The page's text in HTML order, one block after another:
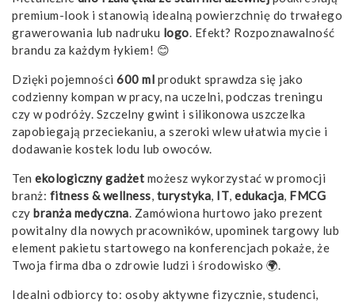
premium-look i stanowią idealną powierzchnię do trwałego
grawerowania lub nadruku logo. Efekt? Rozpoznawalność
brandu za każdym łykiem! 😊
Dzięki pojemności 600 ml produkt sprawdza się jako
codzienny kompan w pracy, na uczelni, podczas treningu
czy w podróży. Szczelny gwint i silikonowa uszczelka
zapobiegają przeciekaniu, a szeroki wlew ułatwia mycie i
dodawanie kostek lodu lub owoców.
Ten ekologiczny gadżet możesz wykorzystać w promocji
branż: fitness & wellness, turystyka, IT, edukacja, FMCG
czy branża medyczna. Zamówiona hurtowo jako prezent
powitalny dla nowych pracowników, upominek targowy lub
element pakietu startowego na konferencjach pokaże, że
Twoja firma dba o zdrowie ludzi i środowisko 🌍.
Idealni odbiorcy to: osoby aktywne fizycznie, studenci,